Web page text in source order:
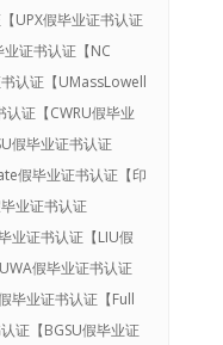
UPX假毕业证书认证
业证书认证【NC
认证【UMassLowell
证【CWRU假毕业
假毕业证书认证
假毕业证书认证【印
业证书认证
业证书认证【LIU假
假毕业证书认证
毕业证书认证【Full
证【BGSU假毕业证